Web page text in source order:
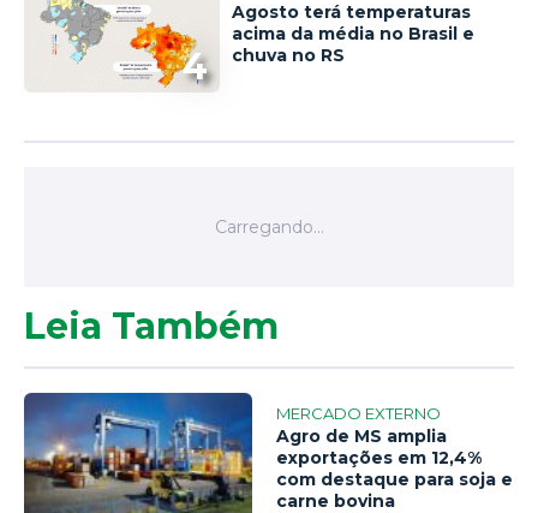
4
Agosto terá temperaturas
acima da média no Brasil e
chuva no RS
Leia Também
MERCADO EXTERNO
Agro de MS amplia
exportações em 12,4%
com destaque para soja e
carne bovina